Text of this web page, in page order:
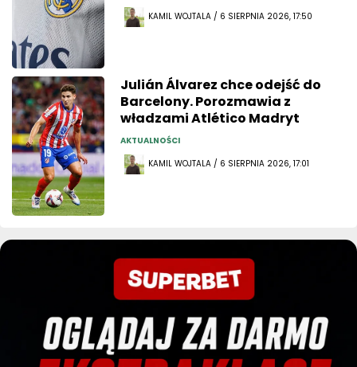
KAMIL WOJTALA / 6 SIERPNIA 2026, 17:50
Julián Álvarez chce odejść do
Barcelony. Porozmawia z
władzami Atlético Madryt
AKTUALNOŚCI
KAMIL WOJTALA / 6 SIERPNIA 2026, 17:01